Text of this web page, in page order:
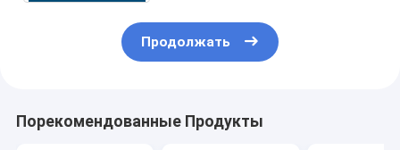
Продолжать
Порекомендованные Продукты